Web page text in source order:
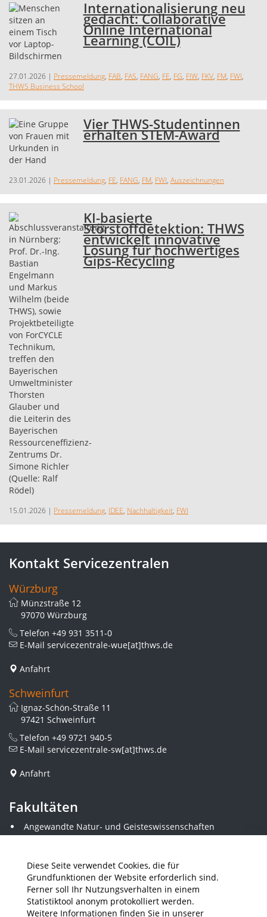
Diese Seite verwendet Cookies, die für
Grundfunktionen der Website erforderlich sind.
Ferner soll Ihr Nutzungsverhalten in einem
Statistiktool anonym protokolliert werden.
Weitere Informationen finden Sie in unserer
Internationalisierung neu
gedacht: Collaborative
Online International
Learning (COIL)
27.01.2026 | Pressemeldung, FAB, FAS, FANG, FE, FG, FIW, FKV, FM, FWI,
THWS Business School
Vier THWS-Studentinnen
erhalten STEM-Award
23.01.2026 | Pressemeldung, FE, FANG, FM, FWI, Auszeichnungen
KI-basierte
Störstoffdetektion: THWS
entwickelt innovative
Lösung für hochwertiges
Gips-Recycling
15.01.2026 | Pressemeldung, IDEE, Nachhaltigkeit, FWI
Kontakt Servicezentralen
Würzburg
Münzstraße 12
97070 Würzburg
Telefon +49 931 3511-0
E-Mail servicezentrale-wue[at]thws.de
Anfahrt
Schweinfurt
Ignaz-Schön-Straße 11
97421 Schweinfurt
Telefon +49 9721 940-5
E-Mail servicezentrale-sw[at]thws.de
Anfahrt
Fakultäten
Angewandte Natur- und Geisteswissenschaften
Angewandte Sozialwissenschaften
Elektrotechnik
Gestaltung
Informatik und Wirtschaftsinformatik
Kunststofftechnik und Vermessung
Maschinenbau